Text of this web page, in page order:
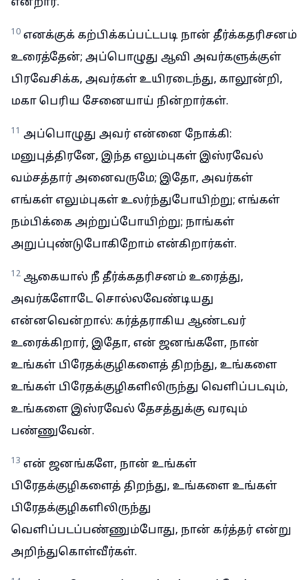
என்றார்.
10 எனக்குக் கற்பிக்கப்பட்டபடி நான் தீர்க்கதரிசனம்
உரைத்தேன்; அப்பொழுது ஆவி அவர்களுக்குள்
பிரவேசிக்க, அவர்கள் உயிரடைந்து, காலூன்றி,
மகா பெரிய சேனையாய் நின்றார்கள்.
11 அப்பொழுது அவர் என்னை நோக்கி:
மனுபுத்திரனே, இந்த எலும்புகள் இஸ்ரவேல்
வம்சத்தார் அனைவருமே; இதோ, அவர்கள்
எங்கள் எலும்புகள் உலர்ந்துபோயிற்று; எங்கள்
நம்பிக்கை அற்றுப்போயிற்று; நாங்கள்
அறுப்புண்டுபோகிறோம் என்கிறார்கள்.
12 ஆகையால் நீ தீர்க்கதரிசனம் உரைத்து,
அவர்களோடே சொல்லவேண்டியது
என்னவென்றால்: கர்த்தராகிய ஆண்டவர்
உரைக்கிறார், இதோ, என் ஜனங்களே, நான்
உங்கள் பிரேதக்குழிகளைத் திறந்து, உங்களை
உங்கள் பிரேதக்குழிகளிலிருந்து வெளிப்படவும்,
உங்களை இஸ்ரவேல் தேசத்துக்கு வரவும்
பண்ணுவேன்.
13 என் ஜனங்களே, நான் உங்கள்
பிரேதக்குழிகளைத் திறந்து, உங்களை உங்கள்
பிரேதக்குழிகளிலிருந்து
வெளிப்படப்பண்ணும்போது, நான் கர்த்தர் என்று
அறிந்துகொள்வீர்கள்.